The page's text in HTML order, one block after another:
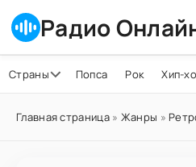
Радио
Страны Попса Рок Хип-
Главная страница» Жанры »